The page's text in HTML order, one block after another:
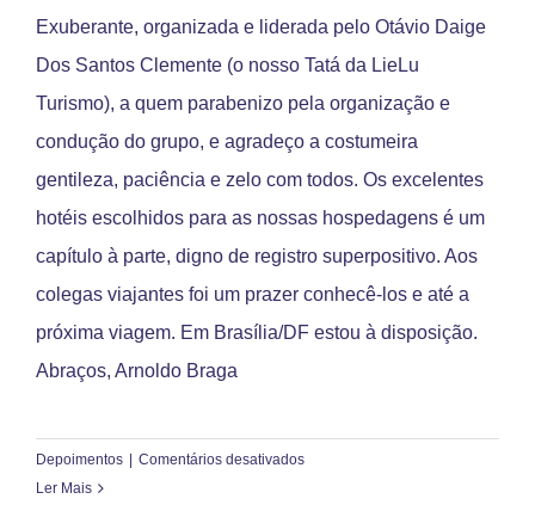
Exuberante, organizada e liderada pelo Otávio Daige
Dos Santos Clemente (o nosso Tatá da LieLu
Turismo), a quem parabenizo pela organização e
condução do grupo, e agradeço a costumeira
gentileza, paciência e zelo com todos. Os excelentes
hotéis escolhidos para as nossas hospedagens é um
capítulo à parte, digno de registro superpositivo. Aos
colegas viajantes foi um prazer conhecê-los e até a
próxima viagem. Em Brasília/DF estou à disposição.
Abraços, Arnoldo Braga
Depoimentos | Comentários desativadosem
Ler Mais